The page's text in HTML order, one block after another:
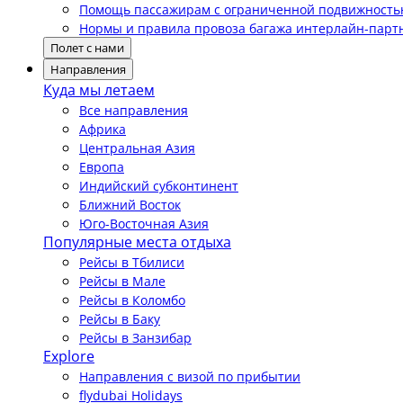
Помощь пассажирам с ограниченной
Нормы и правила провоза багажа интерлайн-
Полет с нами
Направления
Куда мы летаем
Все направления
Африка
Центральная Азия
Европа
Индийский субконтинент
Ближний Восток
Юго-Восточная Азия
Популярные места отдыха
Рейсы в Тбилиси
Рейсы в Мале
Рейсы в Коломбо
Рейсы в Баку
Рейсы в Занзибар
Explore
Направления с визой по прибытии
flydubai Holidays